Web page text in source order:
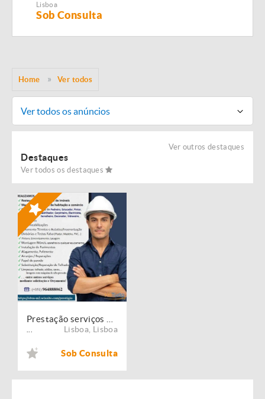
Remodelação de
imóveis!
Lisboa
Sob Consulta
Home Ver todos
Ver todos os anúncios
Ver outros destaques
Destaques
Ver todos os destaques
Lisboa Lisboa
Sob Consulta